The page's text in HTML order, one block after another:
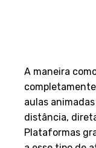
A maneira
aulas
distância,
Plataformas